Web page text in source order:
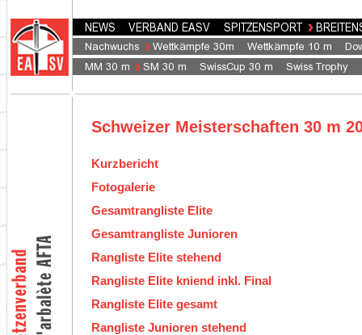
Schweizer Meisterschaften 30 m
Kurzbericht
Fotogalerie
Gesamtrangliste Elite
Gesamtrangliste Junioren
Rangliste Elite stehend
Rangliste Elite kniend inkl. Final
Rangliste Elite gesamt
Rangliste Junioren stehend